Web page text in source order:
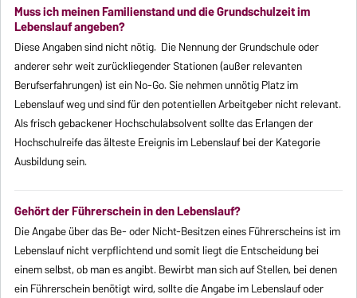
Muss ich meinen Familienstand und die Grundschulzeit im
Lebenslauf angeben?
Diese Angaben sind nicht nötig. Die Nennung der Grundschule oder
anderer sehr weit zurückliegender Stationen (außer relevanten
Berufserfahrungen) ist ein No-Go. Sie nehmen unnötig Platz im
Lebenslauf weg und sind für den potentiellen Arbeitgeber nicht relevant.
Als frisch gebackener Hochschulabsolvent sollte das Erlangen der
Hochschulreife das älteste Ereignis im Lebenslauf bei der Kategorie
Ausbildung sein.
Gehört der Führerschein in den Lebenslauf?
Die Angabe über das Be- oder Nicht-Besitzen eines Führerscheins ist im
Lebenslauf nicht verpflichtend und somit liegt die Entscheidung bei
einem selbst, ob man es angibt. Bewirbt man sich auf Stellen, bei denen
ein Führerschein benötigt wird, sollte die Angabe im Lebenslauf oder